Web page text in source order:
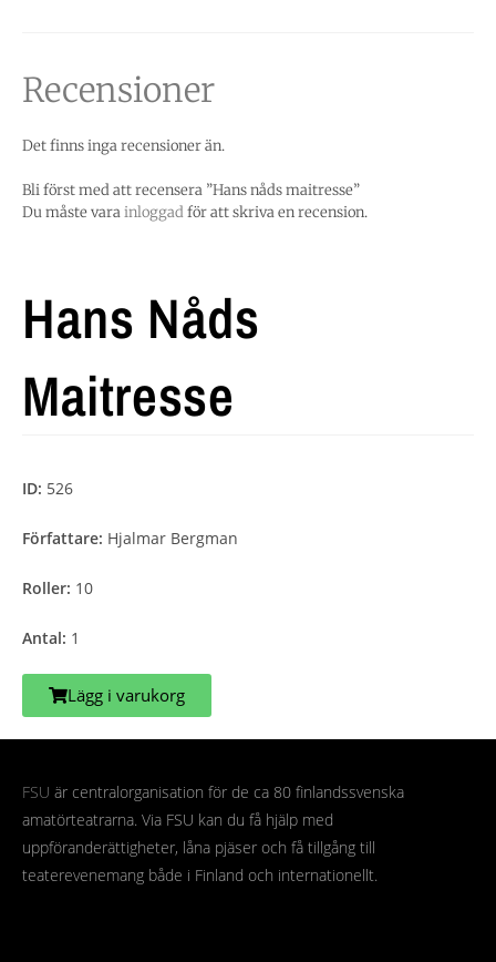
Recensioner
Det finns inga recensioner än.
Bli först med att recensera ”Hans nåds maitresse”
Du måste varainloggadför att skriva en recension.
Hans Nåds
Maitresse
ID: 526
Författare: Hjalmar Bergman
Roller: 10
Antal: 1
Lägg i varukorg
FSU är centralorganisation för de ca 80 finlandssvenska
amatörteatrarna. Via FSU kan du få hjälp med
uppföranderättigheter, låna pjäser och få tillgång till
teaterevenemang både i Finland och internationellt.